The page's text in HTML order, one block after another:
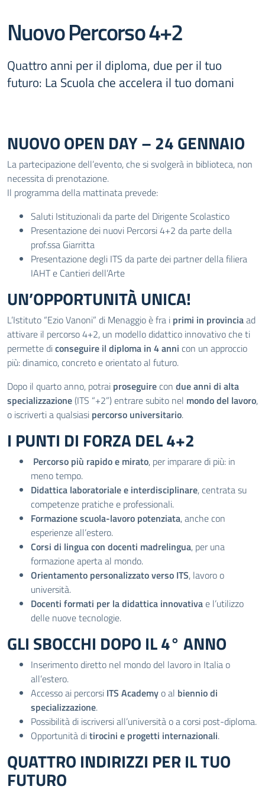
Nuovo Percorso 4+2
Quattro anni per il diploma, due per il tuo
futuro: La Scuola che accelera il tuo domani
NUOVO OPEN DAY – 24 GENNAIO
La partecipazione dell’evento, che si svolgerà in biblioteca, non
necessita di prenotazione.
Il programma della mattinata prevede:
Saluti Istituzionali da parte del Dirigente Scolastico
Presentazione dei nuovi Percorsi 4+2 da parte della
prof.ssa Giarritta
Presentazione degli ITS da parte dei partner della filiera
IAHT e Cantieri dell’Arte
UN’OPPORTUNITÀ UNICA!
L’Istituto “Ezio Vanoni” di Menaggio è fra i primi in provinciaad
attivare il percorso 4+2, un modello didattico innovativo che ti
permette diconseguire il diploma in 4 anni con un approccio
più: dinamico, concreto e orientato al futuro.
Dopo il quarto anno, potrai proseguire con due anni di alta
specializzazione (ITS “+2”) entrare subito nel mondo del lavoro,
o iscriverti a qualsiasi percorso universitario.
I PUNTI DI FORZA DEL 4+2
Percorso più rapido e mirato, per imparare di più: in
meno tempo.
Didattica laboratoriale e interdisciplinare, centrata su
competenze pratiche e professionali.
Formazione scuola-lavoro potenziata, anche con
esperienze all’estero.
Corsi di lingua con docenti madrelingua, per una
formazione aperta al mondo.
Orientamento personalizzato verso ITS, lavoro o
università.
Docenti formati per la didattica innovativae l’utilizzo
delle nuove tecnologie.
GLI SBOCCHI DOPO IL 4° ANNO
Inserimento diretto nel mondo del lavoro in Italia o
all’estero.
Accesso ai percorsi ITS Academy o al biennio di
specializzazione.
Possibilità di iscriversi all’università o a corsi post-diploma.
Opportunità ditirocini e progetti internazionali.
QUATTRO INDIRIZZI PER IL TUO
FUTURO